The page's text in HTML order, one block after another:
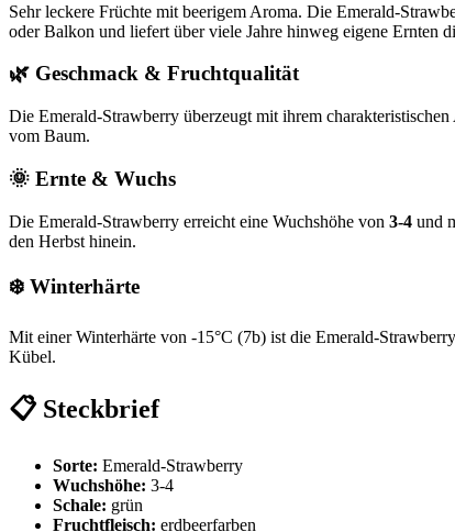
Sehr leckere Früchte mit beerigem Aroma. Die Emerald-
oder Balkon und liefert über viele Jahre hinweg eigene Ernten
🌿 Geschmack & Fruchtqualität
Die Emerald-Strawberry überzeugt mit ihrem
vom Baum.
🌞 Ernte & Wuchs
Die Emerald-Strawberry erreicht eine Wuchshöhe von 3-4 und
den Herbst hinein.
❄️ Winterhärte
Mit einer Winterhärte von -15°C (7b) ist die Emerald-
Kübel.
📋 Steckbrief
Sorte: Emerald-Strawberry
Wuchshöhe: 3-4
Schale: grün
Fruchtfleisch: erdbeerfarben